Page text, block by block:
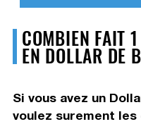
COMBIEN FAIT
EN DOLLAR DE
Si vous avez un
voulez surement